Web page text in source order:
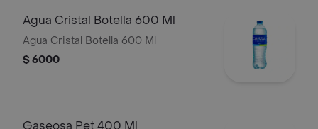
Agua Cristal Botella 600 Ml
Agua Cristal Botella 600 Ml
$ 6000
Gaseosa Pet 400 Ml